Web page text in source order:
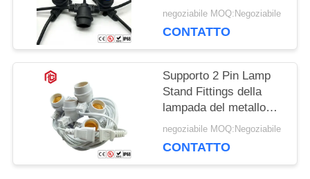
lampada del PVC E27
negoziabile MOQ:Negoziabile
CONTATTO
Supporto 2 Pin Lamp
Stand Fittings della
lampada del metallo
Ip67 Ip68 300v E27
negoziabile MOQ:Negoziabile
CONTATTO